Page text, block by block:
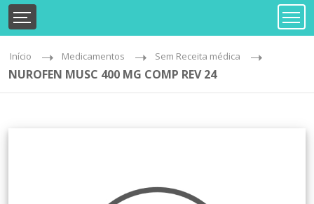
Início Medicamentos Sem Receita médica
NUROFEN MUSC 400 MG COMP REV 24